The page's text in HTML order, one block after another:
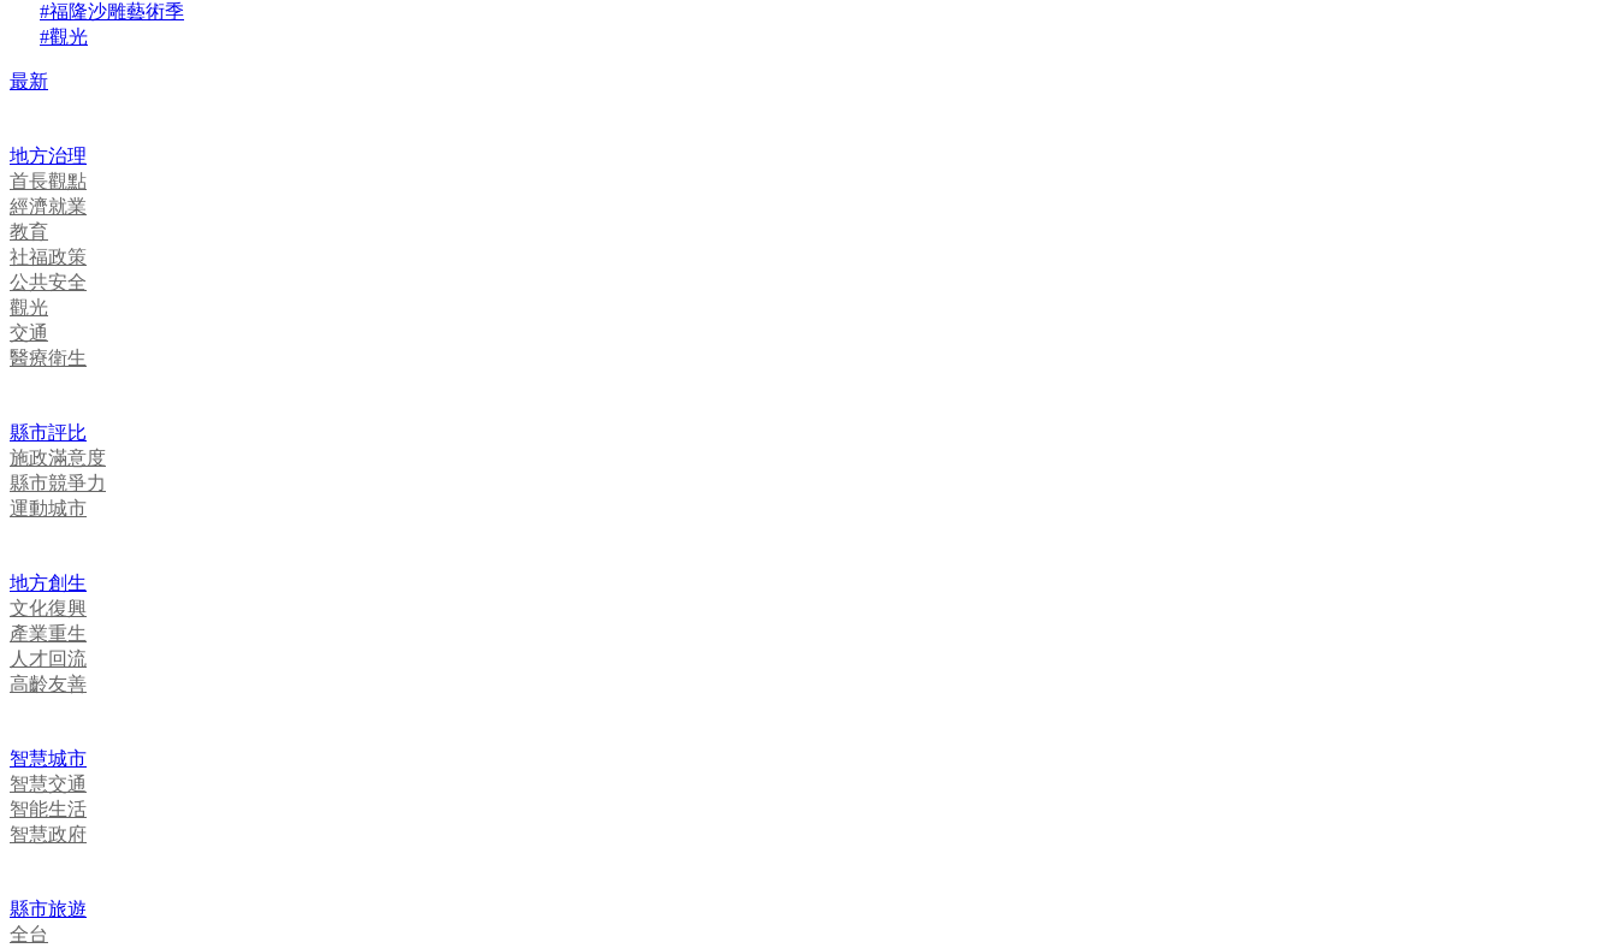
#福隆沙雕藝術季
#觀光
最新
地方治理
首長觀點
經濟就業
教育
社福政策
公共安全
觀光
交通
醫療衛生
縣市評比
施政滿意度
縣市競爭力
運動城市
地方創生
文化復興
產業重生
人才回流
高齡友善
智慧城市
智慧交通
智能生活
智慧政府
縣市旅遊
全台